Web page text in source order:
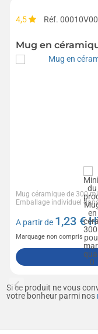
4,5 Réf.
Mug en
Mug céramique de 300
Emballage individuel
A partir de 1,23 €
Marquage non compris
Si ce produit ne vous
votre bonheur parmi nos